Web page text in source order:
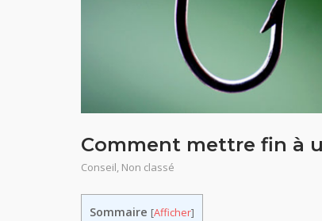
Comment mettre fin à
Conseil, Non classé
Sommaire [Afficher]